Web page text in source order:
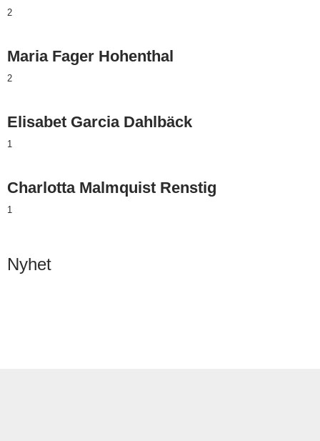
2
Maria Fager Hohenthal
2
Elisabet Garcia Dahlbäck
1
Charlotta Malmquist Renstig
1
Nyhet